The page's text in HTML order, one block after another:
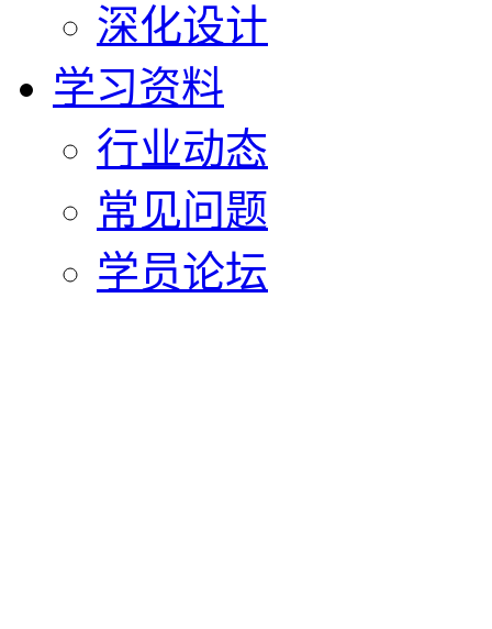
深化设计
学习资料
行业动态
常见问题
学员论坛